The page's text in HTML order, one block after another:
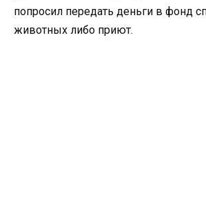
попросил передать деньги в фонд
животных либо приют.